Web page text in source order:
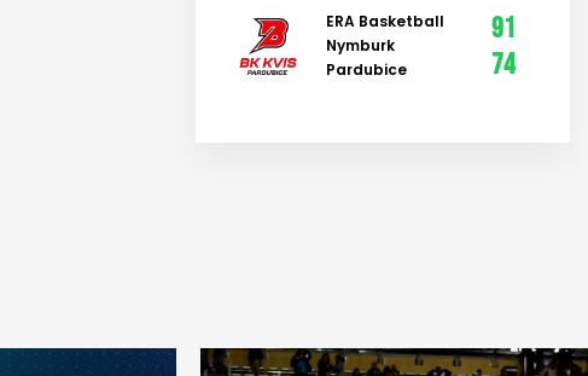
ERA Basketball
Nymburk
Pardubice
91
74